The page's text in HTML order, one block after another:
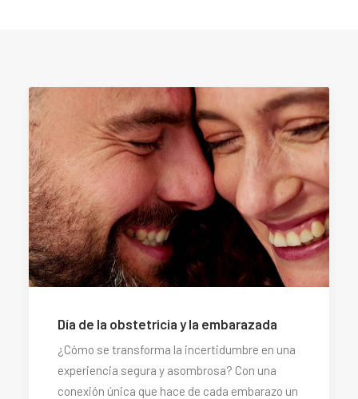
Día de la obstetricia y la embarazada
¿Cómo se transforma la incertidumbre en una
experiencia segura y asombrosa? Con una
conexión única que hace de cada embarazo un